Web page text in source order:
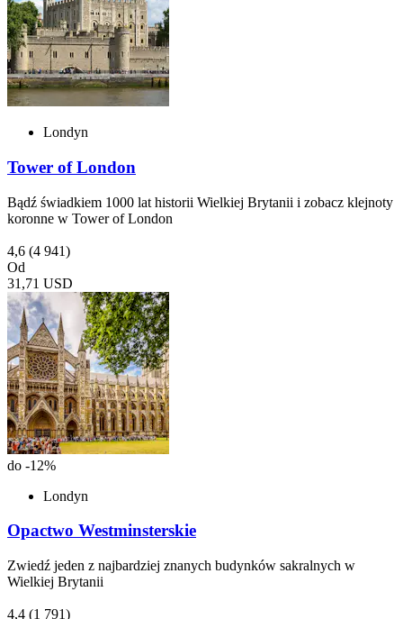
Londyn
Tower of London
Bądź świadkiem 1000 lat historii Wielkiej Brytanii i zobacz klejnoty
koronne w Tower of London
4,6 (4 941)
Od
31,71 USD
do -12%
Londyn
Opactwo Westminsterskie
Zwiedź jeden z najbardziej znanych budynków sakralnych w
Wielkiej Brytanii
4,4 (1 791)